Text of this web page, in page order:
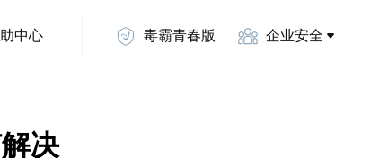
中心 毒霸青春版 企业安全
决